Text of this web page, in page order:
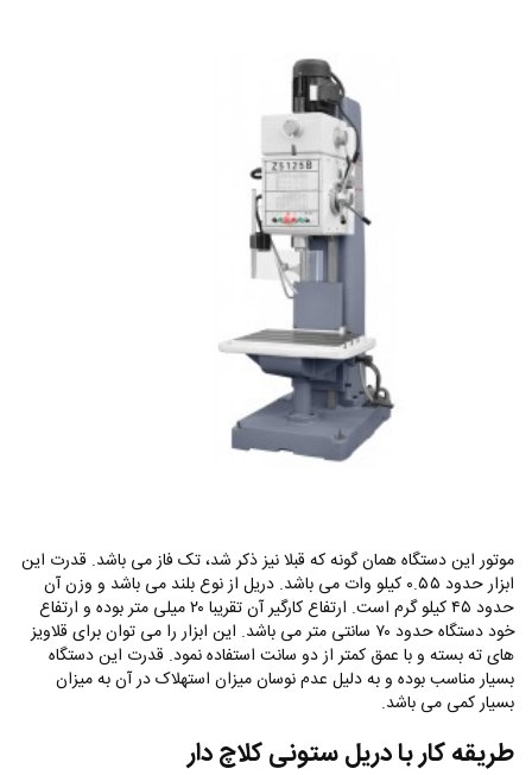
موتور این دستگاه همان گونه که قبلا نیز ذکر شد، تک‌ فاز می باشد. قدرت این
ابزار حدود ۰.۵۵ کیلو‌ وات می باشد. دریل از نوع بلند می باشد و وزن آن
حدود ۴۵ کیلو گرم است. ارتفاع کارگیر آن تقریبا ۲۰ میلی متر بوده و ارتفاع
خود دستگاه حدود ۷۰ سانتی متر می باشد. این ابزار را می توان برای قلاویز
های ته بسته و با عمق کمتر از دو سانت استفاده نمود. قدرت این دستگاه
بسیار مناسب بوده و به دلیل عدم نوسان میزان استهلاک در آن به میزان
بسیار کمی می باشد.
طریقه کار با دریل ستونی کلاچ دار